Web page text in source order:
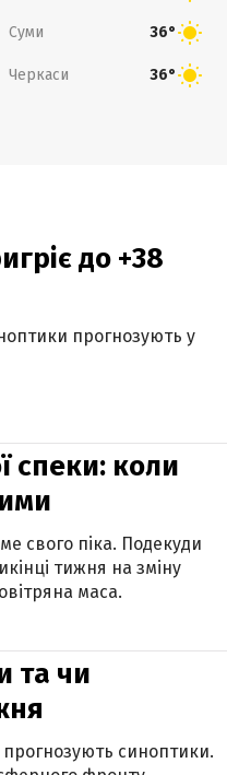
Суми 36°
Черкаси 36°
до +38
прогнозують у
спеки: коли
свого піка. Подекуди
тижня на зміну
маса.
та чи
прогнозують синоптики.